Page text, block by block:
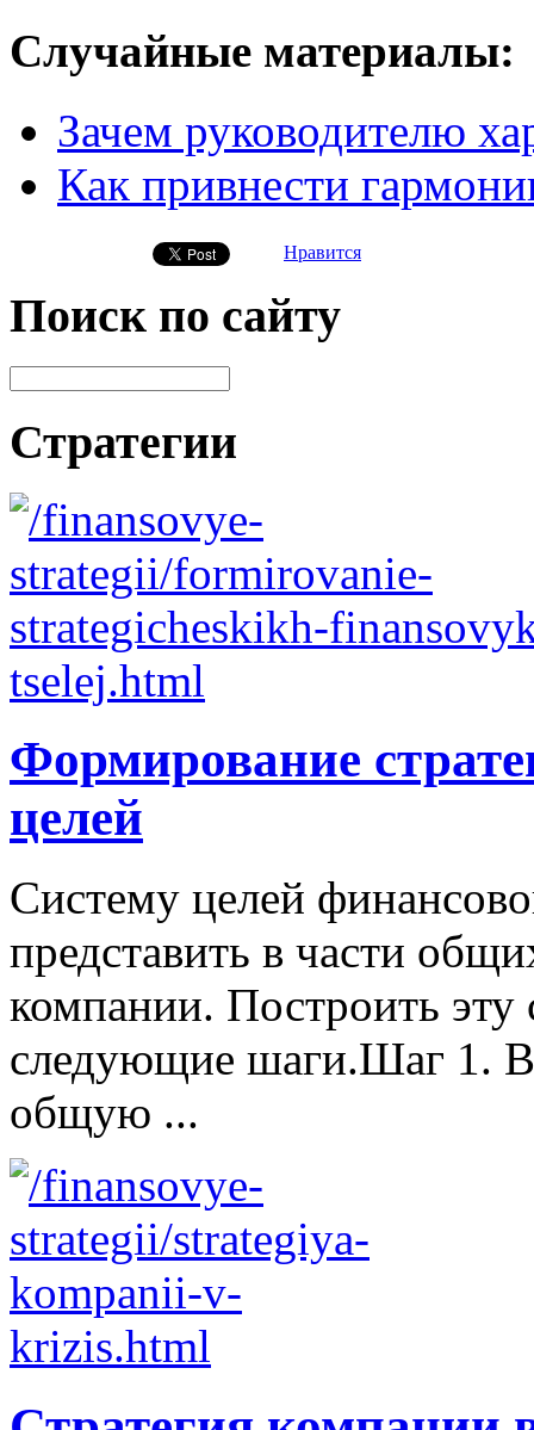
Случайные материалы:
Зачем руководителю
Как привнести
Нравится
Поиск по сайту
Стратегии
Формирование
целей
Систему целей
представить в части
компании. Построить
следующие шаги.Шаг 1.
общую ...